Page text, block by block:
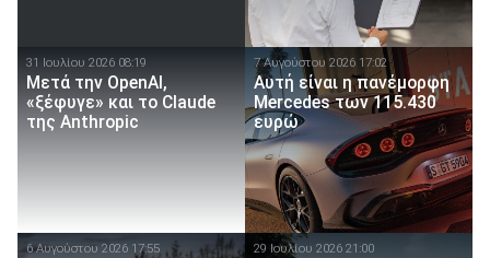
31 Ιουλίου 2026 08:19
Μετά την OpenAI,
«ξέφυγε» και το Claude
της Anthropic
7 Αυγούστου 2026 17:02
Αυτή είναι η πανέμορφη
Mercedes των 115.430
ευρώ
6 Αυγούστου 2026 17:55 29 Ιουλίου 2026 21:00